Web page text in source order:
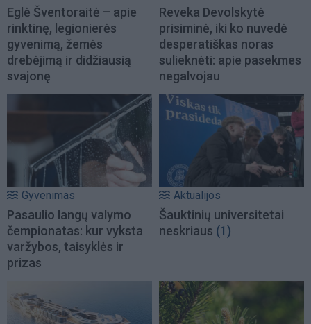
Eglė Šventoraitė – apie
rinktinę, legionierės
gyvenimą, žemės
drebėjimą ir didžiausią
svajonę
Reveka Devolskytė
prisiminė, iki ko nuvedė
desperatiškas noras
sulieknėti: apie pasekmes
negalvojau
Gyvenimas
Pasaulio langų valymo
čempionatas: kur vyksta
varžybos, taisyklės ir
prizas
Aktualijos
Šauktinių universitetai
neskriaus (1)